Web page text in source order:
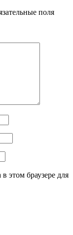
поля
этом браузере для